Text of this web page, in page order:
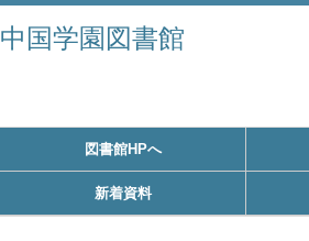
中国学園図書館
図書館HPへ
新着資料